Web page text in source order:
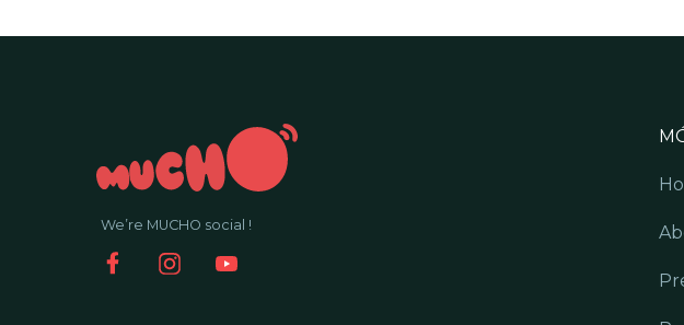
We’re MUCHO social !